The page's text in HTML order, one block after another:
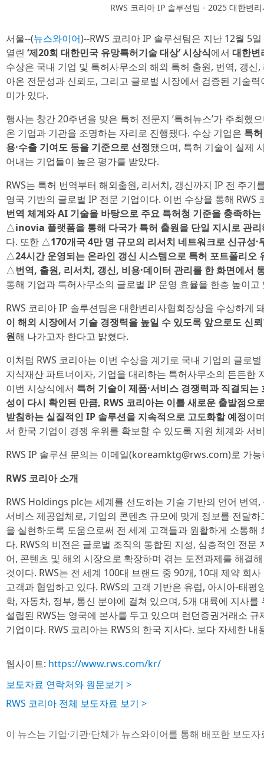
RWS 코리아 IP 솔루션팀 - 2025 대한변
서울--(뉴스와이어)--RWS 코리아 IP 솔루션팀은 지난 12월 5
열린 ‘제20회 대한민국 유망특허기술 대상’ 시상식에서 대한변
수상은 국내 기업 및 특허사무소의 해외 특허 출원, 번역, 갱
아온 전문성과 신뢰도, 그리고 글로벌 시장에서 검증된 기술
미가 있다.
행사는 창간 20주년을 맞은 특허 전문지 ‘특허뉴스’가 주최했
온 기업과 기관을 조명하는 자리로 진행됐다. 수상 기업은 특
용·수출 기여도 등을 기준으로 선정됐으며, 특허 기술이 실제
어내는 기업들이 높은 평가를 받았다.
RWS는 특허 번역부터 해외출원, 리서치, 갱신까지 IP 전 주기
영국 기반의 글로벌 IP 전문 기업이다. 이번 수상을 통해
번역 체계와 AI 기술을 바탕으로 주요 특허청 기준을 충족하
△inovia 플랫폼을 통해 다국가 특허 출원을 단일 지시로 관
다. 또한 △170개국 4만 명 규모의 리서치 네트워크로 신규성·
△24시간 운영되는 온라인 갱신 시스템으로 특허 포트폴리오
△번역, 출원, 리서치, 갱신, 비용·데이터 관리를 한 화면에
통해 기업과 특허사무소의 글로벌 IP 운영 효율을 한층 높이고
RWS 코리아 IP 솔루션팀은 대한변리사협회장상을 수상하게
이 해외 시장에서 기술 경쟁력을 높일 수 있도록 앞으로도 신
원해 나가고자 한다고 밝혔다.
이처럼 RWS 코리아는 이번 수상을 계기로 국내 기업의 글로
지식재산 파트너이자, 기업을 대리하는 특허사무소의 든든한
이번 시상식에서 특허 기술이 제품·서비스 경쟁력과 직결되
성이 다시 확인된 만큼, RWS 코리아는 이를 새로운 출발점으
받침하는 실질적인 IP 솔루션을 지속적으로 고도화할 예정이
서 한국 기업이 경쟁 우위를 확보할 수 있도록 지원 체계와 서
RWS IP 솔루션 문의는 이메일(koreamktg@rws.com)로 가능
RWS 코리아 소개
RWS Holdings plc는 세계를 선도하는 기술 기반의 언어 번역,
서비스 제공업체로, 기업의 콘텐츠 규모에 맞게 정보를 전달
을 실현하도록 도움으로써 전 세계 고객들과 원활하게 소통
다. RWS의 비전은 글로벌 조직의 통합된 지성, 심층적인 전문
어, 콘텐츠 및 해외 시장으로 확장하며 겪는 도전과제를 해결
것이다. RWS는 전 세계 100대 브랜드 중 90개, 10대 제약 회
고객과 협업하고 있다. RWS의 고객 기반은 유럽, 아시아-태평
학, 자동차, 정부, 통신 분야에 걸쳐 있으며, 5개 대륙에 지사
설립된 RWS는 영국에 본사를 두고 있으며 런던증권거래소
기업이다. RWS 코리아는 RWS의 한국 지사다. 보다 자세한
웹사이트: https://www.rws.com/kr/
보도자료 연락처와 원문보기 >
RWS 코리아 전체 보도자료 보기 >
이 뉴스는 기업·기관·단체가 뉴스와이어를 통해 배포한 보도